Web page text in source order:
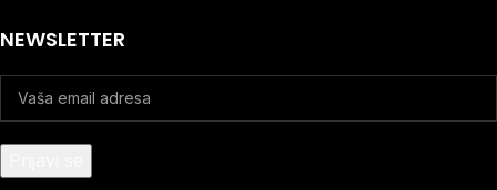
NEWSLETTER